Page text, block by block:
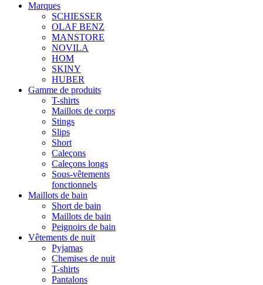
Marques
SCHIESSER
OLAF BENZ
MANSTORE
NOVILA
HOM
SKINY
HUBER
Gamme de produits
T-shirts
Maillots de corps
Stings
Slips
Short
Caleçons
Caleçons longs
Sous-vêtements
fonctionnels
Maillots de bain
Short de bain
Maillots de bain
Peignoirs de bain
Vêtements de nuit
Pyjamas
Chemises de nuit
T-shirts
Pantalons